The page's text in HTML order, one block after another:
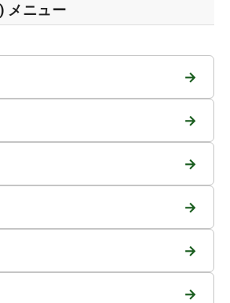
メニュー
→
→
→
→
→
→